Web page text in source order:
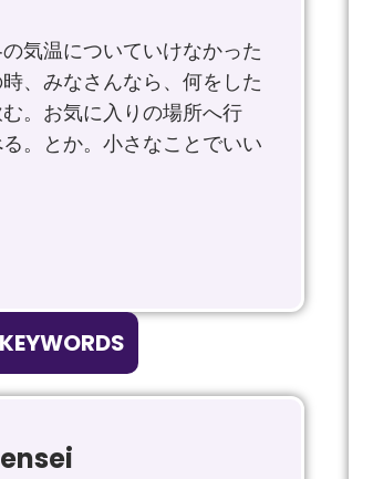
気温についていけなかった
、みなさんなら、何をした
。お気に入りの場所へ行
。とか。小さなことでいい